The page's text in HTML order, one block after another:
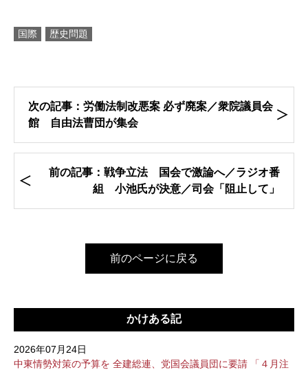
国際 歴史問題
次の記事：労働法制改悪案 必ず廃案／衆院議員会
館 自由法曹団が集会
前の記事：戦争立法 国会で激論へ／ラジオ番
組 小池氏が決意／司会「阻止して」
前のページに戻る
かけある記
2026年07月24日
中東情勢対策の予算を 全建総連、党国会議員団に要請 「４月注